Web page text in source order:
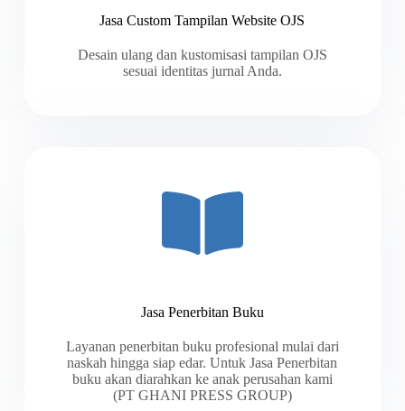
Jasa Custom Tampilan Website OJS
Desain ulang dan kustomisasi tampilan OJS
sesuai identitas jurnal Anda.
Jasa Penerbitan Buku
Layanan penerbitan buku profesional mulai dari
naskah hingga siap edar. Untuk Jasa Penerbitan
buku akan diarahkan ke anak perusahan kami
(PT GHANI PRESS GROUP)